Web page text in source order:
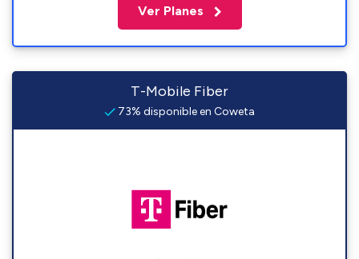
Ver Planes
T-Mobile Fiber
73% disponible en Coweta